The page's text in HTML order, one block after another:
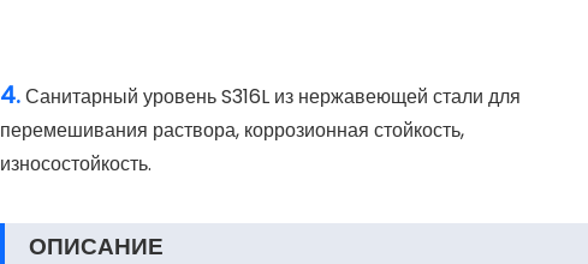
4.Санитарный уровень S316L из нержавеющей стали для
перемешивания раствора, коррозионная стойкость,
износостойкость.
ОПИСАНИЕ